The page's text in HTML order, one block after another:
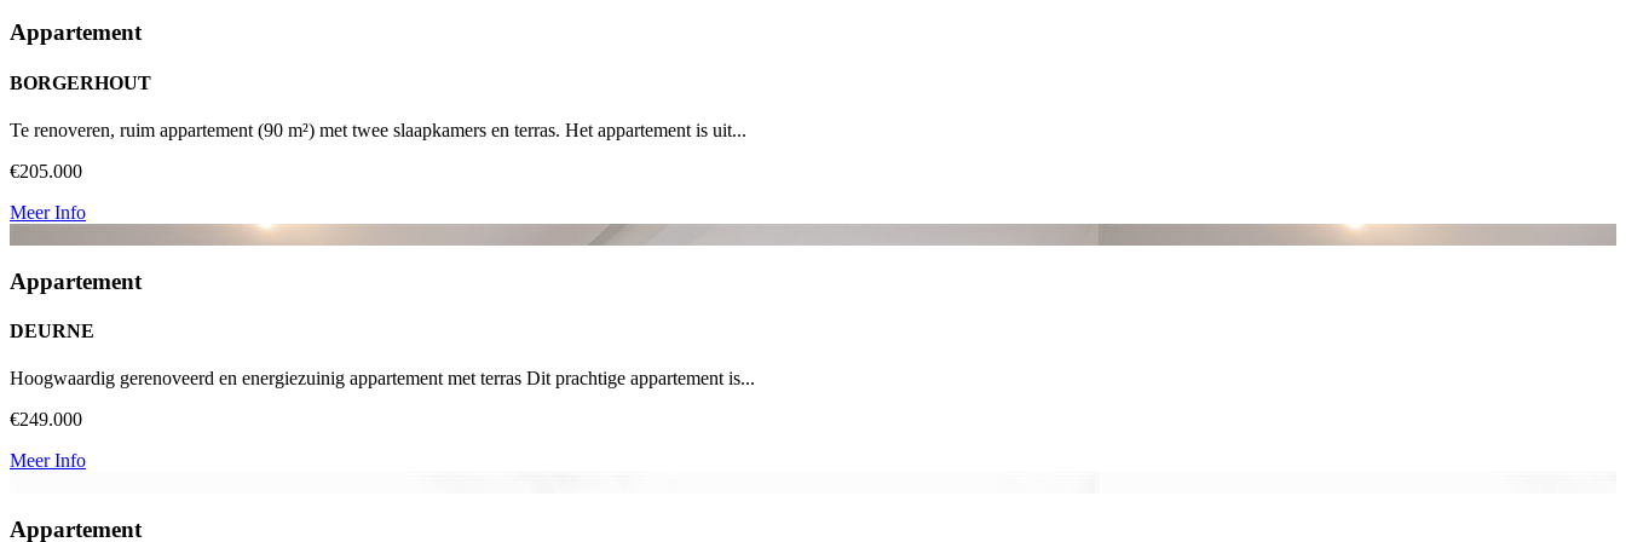
Appartement
BORGERHOUT
Te renoveren, ruim appartement (90 m²) met twee slaapkamers en terras. Het appartement is uit...
€205.000
Meer Info
Appartement
DEURNE
Hoogwaardig gerenoveerd en energiezuinig appartement met terras Dit prachtige appartement is...
€249.000
Meer Info
Appartement